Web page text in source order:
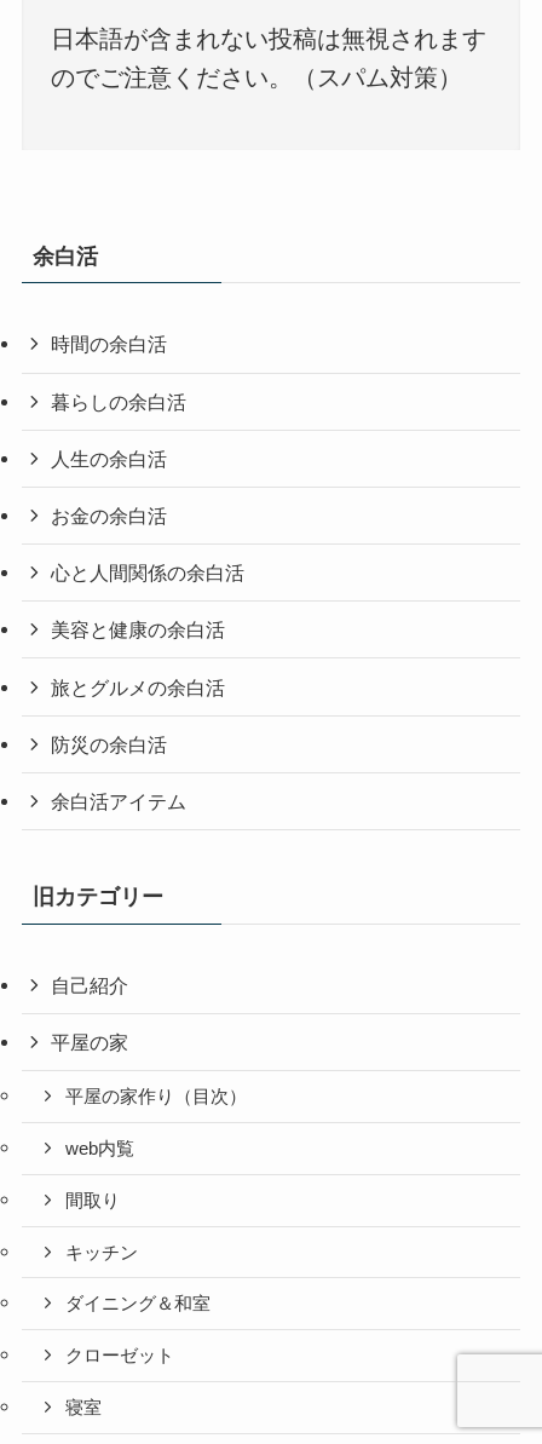
日本語が含まれない投稿は無視されます
のでご注意ください。（スパム対策）
余白活
時間の余白活
暮らしの余白活
人生の余白活
お金の余白活
心と人間関係の余白活
美容と健康の余白活
旅とグルメの余白活
防災の余白活
余白活アイテム
旧カテゴリー
自己紹介
平屋の家
平屋の家作り（目次）
web内覧
間取り
キッチン
ダイニング＆和室
クローゼット
寝室